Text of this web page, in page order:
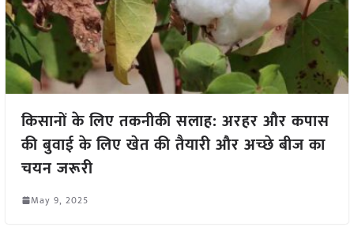
किसानों के लिए तकनीकी सलाह: अरहर और कपास
की बुवाई के लिए खेत की तैयारी और अच्छे बीज का
चयन जरूरी
May 9, 2025